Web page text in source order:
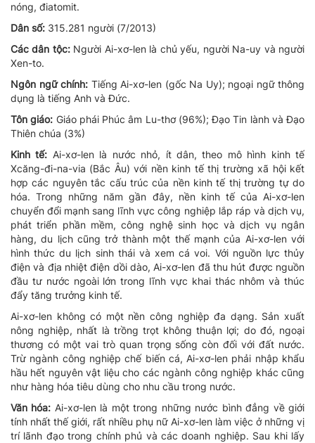
nóng, điatomit.
Dân số: 315.281 người (7/2013)
Các dân tộc:Người Ai-xơ-len là chủ yếu, người Na-uy và người
Xen-to.
Ngôn ngữ chính: Tiếng Ai-xơ-len (gốc Na Uy); ngoại ngữ thông
dụng là tiếng Anh và Đức.
Tôn giáo: Giáo phái Phúc âm Lu-thơ (96%); Đạo Tin lành và Đạo
Thiên chúa (3%)
Kinh tế: Ai-xơ-len là nước nhỏ, ít dân, theo mô hình kinh tế
Xcăng-đi-na-via (Bắc Âu) với nền kinh tế thị trường xã hội kết
hợp các nguyên tắc cấu trúc của nền kinh tế thị trường tự do
hóa. Trong những năm gần đây, nền kinh tế của Ai-xơ-len
chuyển đổi mạnh sang lĩnh vực công nghiệp lắp ráp và dịch vụ,
phát triển phần mềm, công nghệ sinh học và dịch vụ ngân
hàng, du lịch cũng trở thành một thế mạnh của Ai-xơ-len với
hình thức du lịch sinh thái và xem cá voi. Với nguồn lực thủy
điện và địa nhiệt điện dồi dào, Ai-xơ-len đã thu hút được nguồn
đầu tư nước ngoài lớn trong lĩnh vực khai thác nhôm và thúc
đẩy tăng trưởng kinh tế.
Ai-xơ-len không có một nền công nghiệp đa dạng. Sản xuất
nông nghiệp, nhất là trồng trọt không thuận lợi; do đó, ngoại
thương có một vai trò quan trọng sống còn đối với đất nước.
Trừ ngành công nghiệp chế biến cá, Ai-xơ-len phải nhập khẩu
hầu hết nguyên vật liệu cho các ngành công nghiệp khác cũng
như hàng hóa tiêu dùng cho nhu cầu trong nước.
Văn hóa: Ai-xơ-len là một trong những nước bình đẳng về giới
tính nhất thế giới, rất nhiều phụ nữ Ai-xơ-len làm việc ở những vị
trí lãnh đạo trong chính phủ và các doanh nghiệp. Sau khi lấy